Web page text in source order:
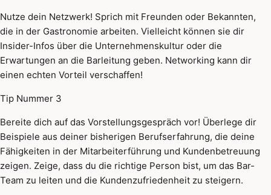
Nutze dein Netzwerk! Sprich mit Freunden oder Bekannten,
die in der Gastronomie arbeiten. Vielleicht können sie dir
Insider-Infos über die Unternehmenskultur oder die
Erwartungen an die Barleitung geben. Networking kann dir
einen echten Vorteil verschaffen!
Tip Nummer 3
Bereite dich auf das Vorstellungsgespräch vor! Überlege dir
Beispiele aus deiner bisherigen Berufserfahrung, die deine
Fähigkeiten in der Mitarbeiterführung und Kundenbetreuung
zeigen. Zeige, dass du die richtige Person bist, um das Bar-
Team zu leiten und die Kundenzufriedenheit zu steigern.